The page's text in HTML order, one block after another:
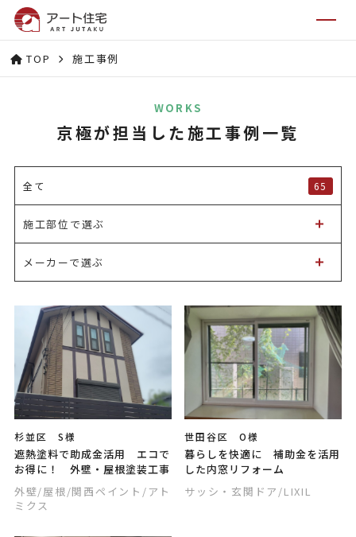
TOP 施工事例
WORKS
京極が担当した施工事例一覧
全て 65
施工部位で選ぶ
メーカーで選ぶ
杉並区 S様
遮熱塗料で助成金活用 エコで
お得に！ 外壁・屋根塗装工事
外壁/屋根/関西ペイント /アト
ミクス
世田谷区 O様
暮らしを快適に 補助金を活用
した内窓リフォーム
サッシ・玄関ドア /LIXIL